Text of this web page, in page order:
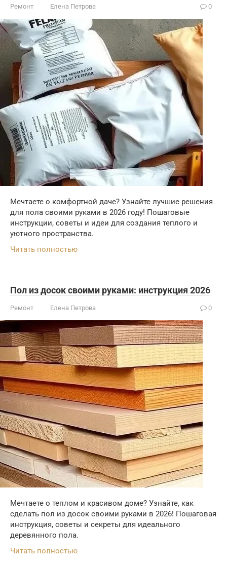
Ремонт Елена Петрова 0
Мечтаете о комфортной даче? Узнайте лучшие решения
для пола своими руками в 2026 году! Пошаговые
инструкции, советы и идеи для создания теплого и
уютного пространства.
Читать полностью
Пол из досок своими руками: инструкция 2026
Ремонт Елена Петрова 0
Мечтаете о теплом и красивом доме? Узнайте, как
сделать пол из досок своими руками в 2026! Пошаговая
инструкция, советы и секреты для идеального
деревянного пола.
Читать полностью